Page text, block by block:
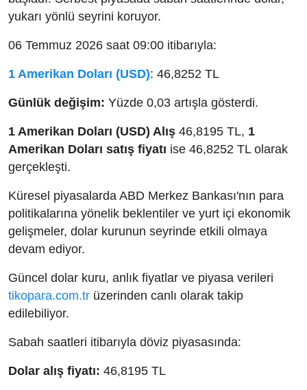
yukarı yönlü seyrini koruyor.
06 Temmuz 2026 saat 09:00 itibarıyla:
1 Amerikan Doları (USD): 46,8252 TL
Günlük değişim: Yüzde 0,03 artışla gösterdi.
1 Amerikan Doları (USD) Alış 46,8195 TL, 1
Amerikan Doları satış fiyatı ise 46,8252 TL olarak
gerçekleşti.
Küresel piyasalarda ABD Merkez Bankası'nın para
politikalarına yönelik beklentiler ve yurt içi ekonomik
gelişmeler, dolar kurunun seyrinde etkili olmaya
devam ediyor.
Güncel dolar kuru, anlık fiyatlar ve piyasa verileri
tikopara.com.tr üzerinden canlı olarak takip
edilebiliyor.
Sabah saatleri itibarıyla döviz piyasasında:
Dolar alış fiyatı: 46,8195 TL